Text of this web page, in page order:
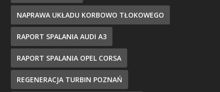
NAPRAWA UKŁADU KORBOWO TŁOKOWEGO
RAPORT SPALANIA AUDI A3
RAPORT SPALANIA OPEL CORSA
REGENERACJA TURBIN POZNAŃ